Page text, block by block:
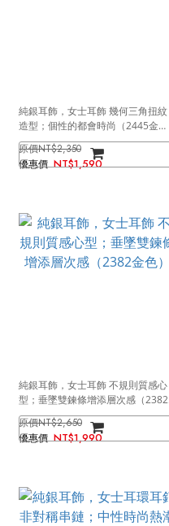
純銀耳飾，女士耳飾 幾何三角扭紋
造型；個性的都會時尚（2445金
色）
NT$2,350
NT$1,590
純銀耳飾，女士耳飾 不規則質感心
型；垂墜雙鍊條增添層次感（2382
金色）
NT$2,650
NT$1,990